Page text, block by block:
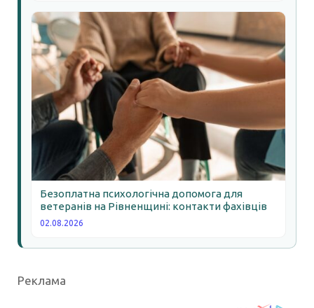
Безоплатна психологічна допомога для
ветеранів на Рівненщині: контакти фахівців
02.08.2026
Реклама